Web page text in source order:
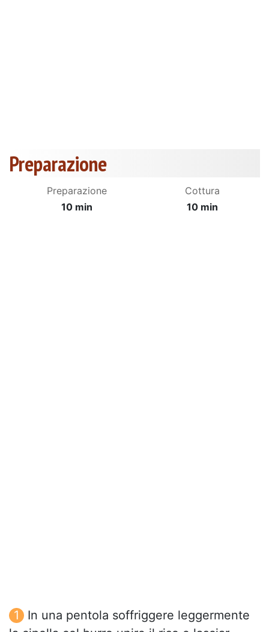
Preparazione
Preparazione
10 min
Cottura
10 min
In una pentola soffriggere leggermente